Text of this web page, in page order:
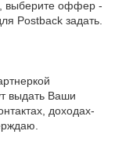
выберите оффер -
Postback задать.
выдать Ваши
доходах-